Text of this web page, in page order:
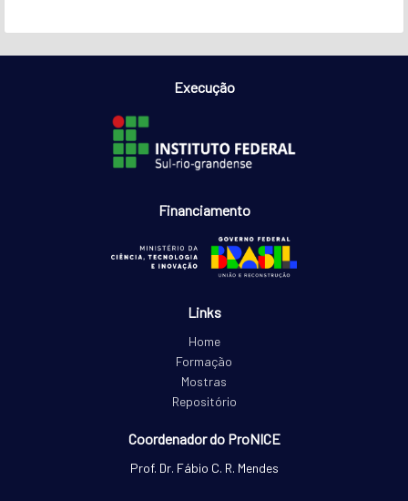
Execução
Financiamento
Links
Home
Formação
Mostras
Repositório
Coordenador do ProNICE
Prof. Dr. Fábio C. R. Mendes